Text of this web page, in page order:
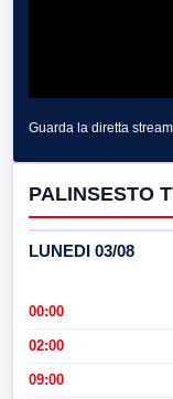
Guarda la diretta
PALINSESTO
LUNEDI 03/08
00:00
02:00
09:00